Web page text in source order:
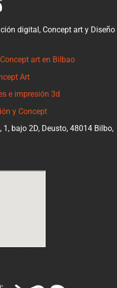
digital, Concept art y Diseño
art en Bilbao
Art
e impresión 3d
y Concept
bajo 2D, Deusto, 48014 Bilbo,